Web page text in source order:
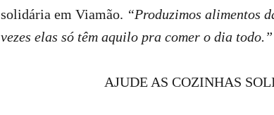
solidária em Viamão. “Produzimos alimentos
vezes elas só têm aquilo pra comer o dia todo.”
AJUDE AS COZINHAS